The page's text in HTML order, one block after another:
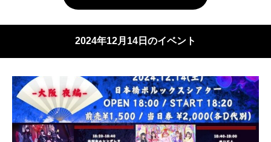
2024年12月14日のイベント